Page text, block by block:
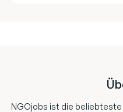
NGOjobs ist die